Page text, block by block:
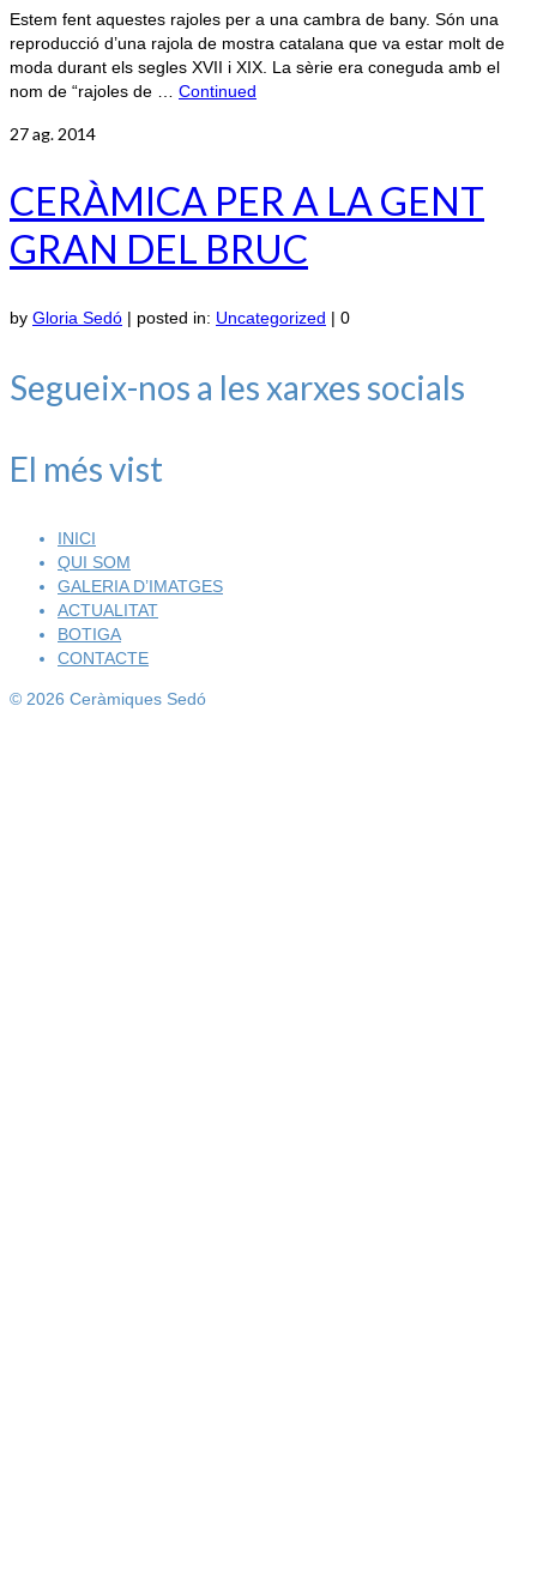
Estem fent aquestes rajoles per a una cambra de bany. Són una
reproducció d’una rajola de mostra catalana que va estar molt de
moda durant els segles XVII i XIX. La sèrie era coneguda amb el
nom de “rajoles de … Continued
27ag. 2014
CERÀMICA PER A LA GENT
GRAN DEL BRUC
by Gloria Sedó | posted in: Uncategorized | 0
Segueix-nos a les xarxes socials
El més vist
INICI
QUI SOM
GALERIA D’IMATGES
ACTUALITAT
BOTIGA
CONTACTE
© 2026 Ceràmiques Sedó